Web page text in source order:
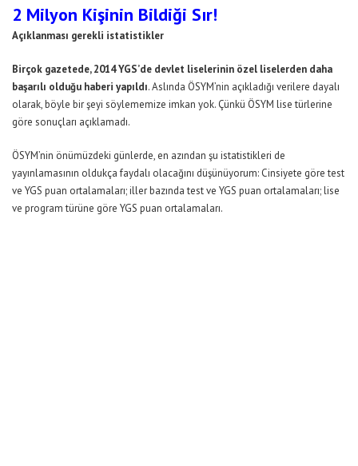
2 Milyon Kişinin Bildiği Sır!
Açıklanması gerekli istatistikler
Birçok gazetede, 2014 YGS’de devlet liselerinin özel liselerden daha
başarılı olduğu haberi yapıldı. Aslında ÖSYM’nin açıkladığı verilere dayalı
olarak, böyle bir şeyi söylememize imkan yok. Çünkü ÖSYM lise türlerine
göre sonuçları açıklamadı.
ÖSYM’nin önümüzdeki günlerde, en azından şu istatistikleri de
yayınlamasının oldukça faydalı olacağını düşünüyorum: Cinsiyete göre test
ve YGS puan ortalamaları; iller bazında test ve YGS puan ortalamaları; lise
ve program türüne göre YGS puan ortalamaları.